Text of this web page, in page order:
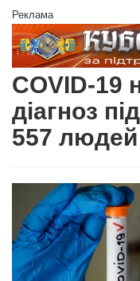
Реклама
COVID-19
діагноз
557 людей